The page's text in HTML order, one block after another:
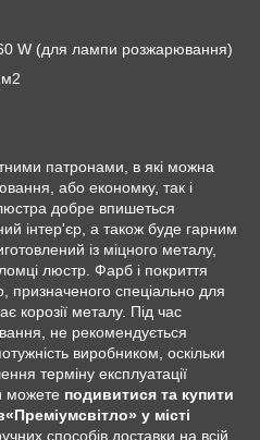
W (для лампи розжарювання)
патронами, в які можна
або економку, так і
добре впишеться
інтер'єр, а також буде гарним
із міцного металу,
люстр. Фарб і покриття
призначеного спеціально для
корозії металу. Під час
не рекомендується
виробником, оскільки
терміну експлуатації
можете подивитися та купити
«Преміумсвітло» у місті
способів доставки на всій